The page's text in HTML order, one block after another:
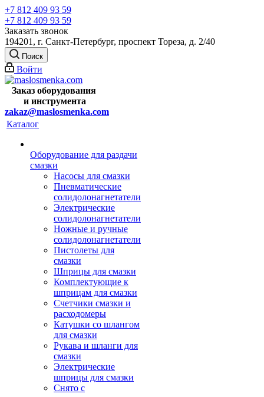
+7 812 409 93 59
+7 812 409 93 59
Заказать звонок
194201, г. Санкт-Петербург, проспект Тореза, д. 2/40
Поиск
Войти
Заказ оборудования
и инструмента
zakaz@maslosmenka.com
Каталог
Оборудование для раздачи
смазки
Насосы для смазки
Пневматические
солидолонагнетатели
Электрические
солидолонагнетатели
Ножные и ручные
солидолонагнетатели
Пистолеты для
смазки
Шприцы для смазки
Комплектующие к
шприцам для смазки
Счетчики смазки и
расходомеры
Катушки со шлангом
для смазки
Рукава и шланги для
смазки
Электрические
шприцы для смазки
Снято с